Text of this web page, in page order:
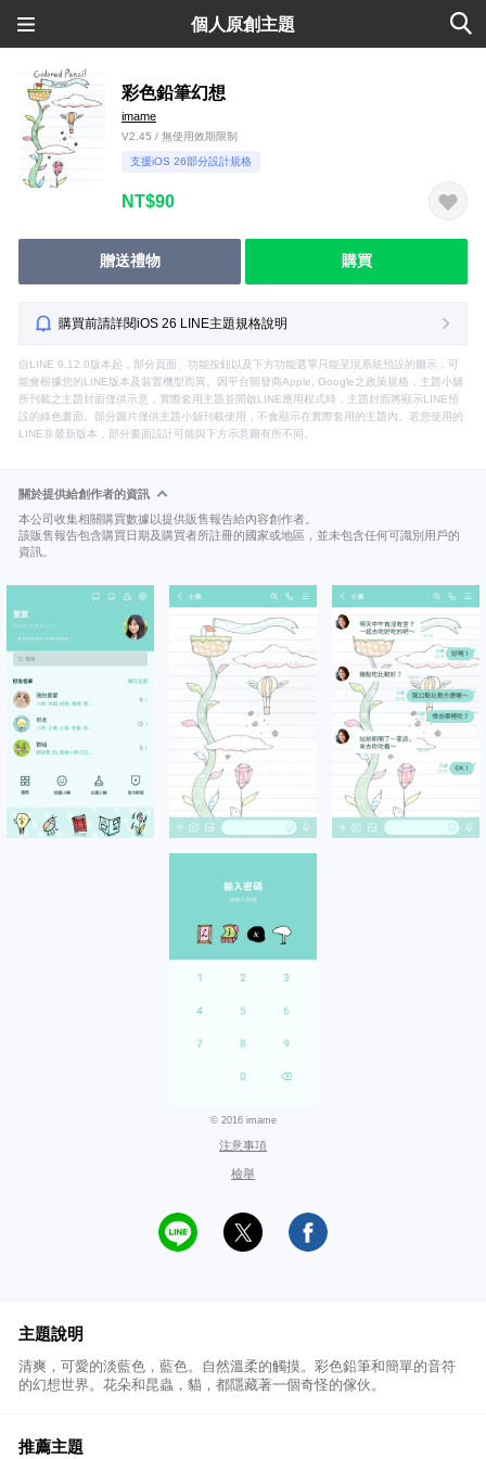
個人原創主題
彩色鉛筆幻想
imame
V2.45 / 無使用效期限制
支援iOS 26部分設計規格
NT$90
贈送禮物 購買
購買前請詳閱iOS 26 LINE主題規格說明
自LINE 9.12.0版本起，部分頁面、功能按鈕以及下方功能選單只能呈現系統預設的圖示，可
能會根據您的LINE版本及裝置機型而異。因平台開發商Apple, Google之政策規格，主題小舖
所刊載之主題封面僅供示意，實際套用主題並開啟LINE應用程式時，主題封面將顯示LINE預
設的綠色畫面。部分圖片僅供主題小舖刊載使用，不會顯示在實際套用的主題內。若您使用的
LINE非最新版本，部分畫面設計可能與下方示意圖有所不同。
關於提供給創作者的資訊
本公司收集相關購買數據以提供販售報告給內容創作者。
該販售報告包含購買日期及購買者所註冊的國家或地區，並未包含任何可識別用戶的
資訊。
© 2016 imame
注意事項
檢舉
主題說明
清爽，可愛的淡藍色，藍色。自然溫柔的觸摸。彩色鉛筆和簡單的音符
的幻想世界。花朵和昆蟲，貓，都隱藏著一個奇怪的傢伙。
推薦主題